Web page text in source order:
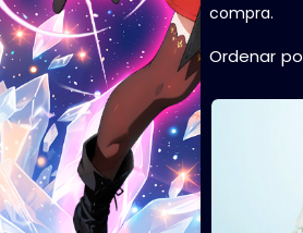
compra.
Ordenar